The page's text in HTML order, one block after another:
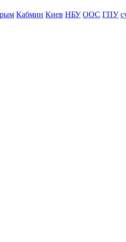
Кабмин Киев НБУ ООС ГПУ